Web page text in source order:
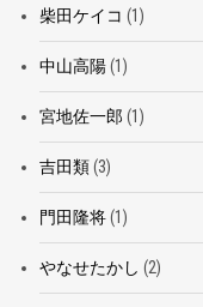
柴田ケイコ (1)
中山高陽(1)
宮地佐一郎 (1)
吉田類(3)
門田隆将(1)
やなせたかし (2)